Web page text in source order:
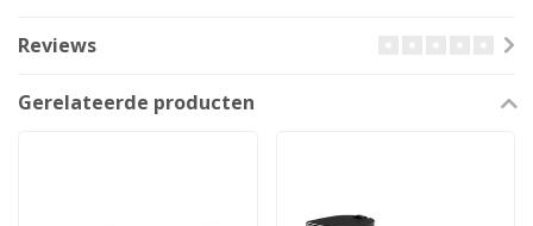
Reviews
Gerelateerde producten